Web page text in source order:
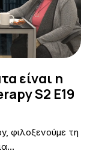
είναι η
S2 E19
φιλοξενούμε τη